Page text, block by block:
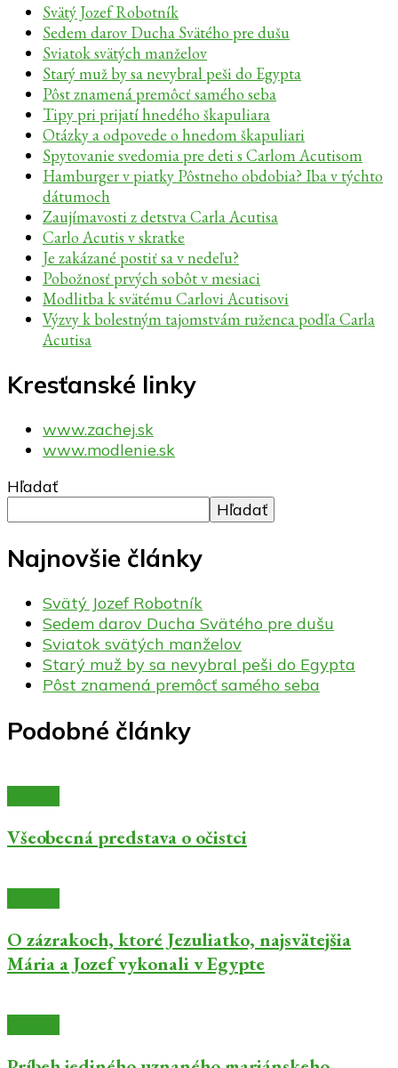
Svätý Jozef Robotník
Sedem darov Ducha Svätého pre dušu
Sviatok svätých manželov
Starý muž by sa nevybral peši do Egypta
Pôst znamená premôcť samého seba
Tipy pri prijatí hnedého škapuliara
Otázky a odpovede o hnedom škapuliari
Spytovanie svedomia pre deti s Carlom Acutisom
Hamburger v piatky Pôstneho obdobia? Iba v týchto
dátumoch
Zaujímavosti z detstva Carla Acutisa
Carlo Acutis v skratke
Je zakázané postiť sa v nedeľu?
Pobožnosť prvých sobôt v mesiaci
Modlitba k svätému Carlovi Acutisovi
Výzvy k bolestným tajomstvám ruženca podľa Carla
Acutisa
Kresťanské linky
www.zachej.sk
www.modlenie.sk
Hľadať
Hľadať
Najnovšie články
Svätý Jozef Robotník
Sedem darov Ducha Svätého pre dušu
Sviatok svätých manželov
Starý muž by sa nevybral peši do Egypta
Pôst znamená premôcť samého seba
Podobné články
Všeobecná predstava o očistci
O zázrakoch, ktoré Jezuliatko, najsvätejšia
Mária a Jozef vykonali v Egypte